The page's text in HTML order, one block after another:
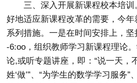
三、深入开展新课程校本培
好地适应新课程改革的需要，今
系列措施。一是在时间安排上，
-6:oo，组织教师学习新课程理论
论,或听专题讲座，即：“说一天
姓‘做’”、“为学生的数学学习服务”